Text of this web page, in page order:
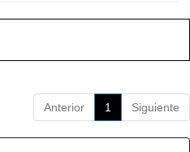
Anterior 1 Siguiente